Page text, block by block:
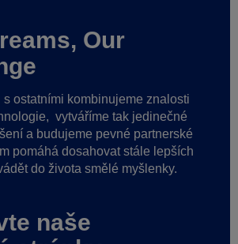
Our
s ostatními kombinujeme znalosti
vytváříme tak jedinečné
a budujeme pevné partnerské
pomáhá dosahovat stále lepších
do života smělé myšlenky.
naše